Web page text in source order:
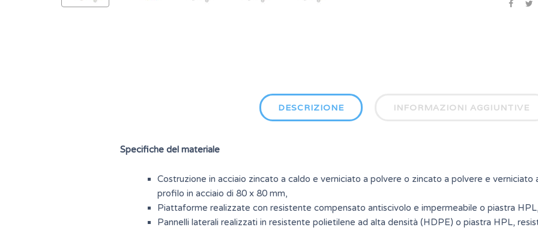
DESCRIZIONE INFORMAZIONI AGGIUNTIVE
Specifiche del materiale
Costruzione in acciaio zincato a caldo e verniciato a polvere o zincato a polvere e verniciato
profilo in acciaio di 80 x 80 mm,
Piattaforme realizzate con resistente compensato antiscivolo e impermeabile o piastra
Pannelli laterali realizzati in resistente polietilene ad alta densità (HDPE) o piastra HPL,